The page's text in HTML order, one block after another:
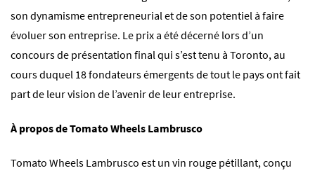
son dynamisme entrepreneurial et de son potentiel à faire
évoluer son entreprise. Le prix a été décerné lors d’un
concours de présentation final qui s’est tenu à Toronto, au
cours duquel 18 fondateurs émergents de tout le pays ont fait
part de leur vision de l’avenir de leur entreprise.
À propos de Tomato Wheels Lambrusco
Tomato Wheels Lambrusco est un vin rouge pétillant, conçu